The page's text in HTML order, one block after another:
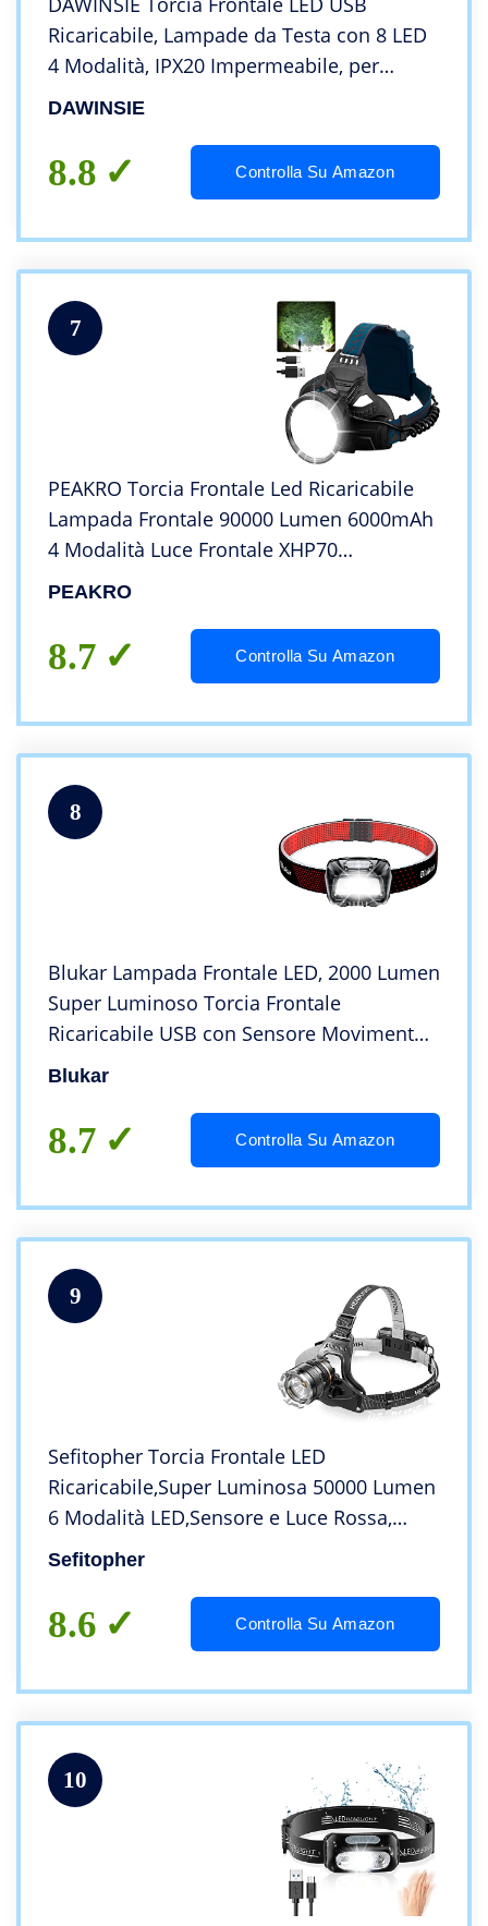
Ricaricabile, Lampade da Testa con 8 LED
4 Modalità, IPX20 Impermeabile, per
Campeggio, Corsa, Jogging, Pesca
DAWINSIE
8.8 Controlla Su Amazon
7
PEAKRO Torcia Frontale Led Ricaricabile
Lampada Frontale 90000 Lumen 6000mAh
4 Modalità Luce Frontale XHP70
Impermeabile Regolabile Lampada da
PEAKRO
8.7 Controlla Su Amazon
8
Blukar Lampada Frontale LED, 2000 Lumen
Super Luminoso Torcia Frontale
Ricaricabile USB con Sensore Movimento,
6 Modalità di Illuminazione, IPX5
Campeggio,Corsa,Pesca
Blukar
8.7 Controlla Su Amazon
9
Sefitopher Torcia Frontale LED
Ricaricabile,Super Luminosa 50000 Lumen
6 Modalità LED,Sensore e Luce Rossa,
5200 mAh USB Ricaricabile, IPX6
Impermeabile Leggero Mini Lampada
Frontale Regolabile
Sefitopher
8.6 Controlla Su Amazon
10